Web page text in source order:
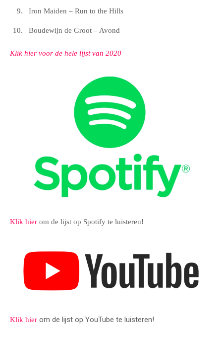
Iron Maiden – Run to the Hills
Boudewijn de Groot – Avond
Klik hier voor de hele lijst van 2020
Klik hier om de lijst op Spotify te luisteren!
Klik hier om de lijst op YouTube te luisteren!